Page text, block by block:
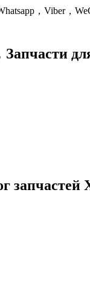
，Viber，
Запчасти